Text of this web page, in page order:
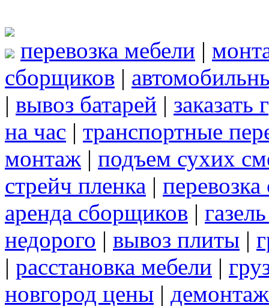
перевозка мебели |
сборщиков |
| вывоз батарей | заказать
на час | транспортные
монтаж | подъем сухих
стрейч пленка |
аренда сборщиков |
недорого | вывоз плиты |
| расстановка мебели |
новгород цены | демонтаж